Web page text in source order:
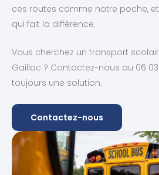
ces routes comme notre poche,
qui fait la différence.
Vous cherchez un transport
Gaillac ? Contactez-nous au 06
toujours une solution.
Contactez-nous